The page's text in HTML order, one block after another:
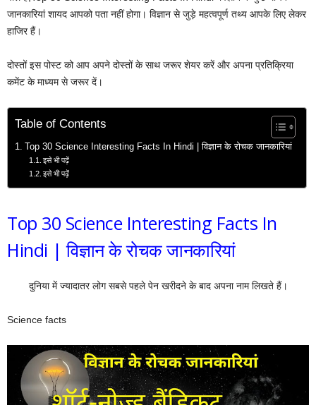
जानकारियां शायद आपको पता नहीं होगा। विज्ञान से जुड़े महत्वपूर्ण तथ्य आपके लिए लेकर
हाजिर हैं।
दोस्तों इस पोस्ट को आप अपने दोस्तों के साथ जरूर शेयर करें और अपना प्रतिक्रिया
कमेंट के माध्यम से जरूर दें।
Table of Contents
Top 30 Science Interesting Facts In Hindi | विज्ञान के रोचक जानकारियां
इसे भी पढ़ें
इसे भी पढ़ें
Top 30 Science Interesting Facts In
Hindi | विज्ञान के रोचक जानकारियां
दुनिया में ज्यादातर लोग सबसे पहले पेन खरीदने के बाद अपना नाम लिखते हैं।
Science facts